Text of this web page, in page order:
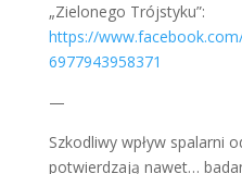
„Zielonego Trójstyku”:
https://
6977943958371
—
Szkodliwy wpływ spalarni
potwierdzają nawet…